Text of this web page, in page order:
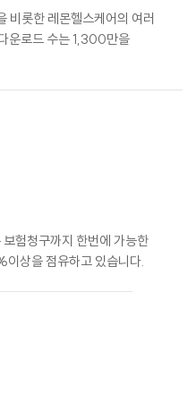
비롯한 레몬헬스케어의 여러
운로드 수는 1,300만을
보험청구까지 한번에 가능한
상을 점유하고 있습니다.